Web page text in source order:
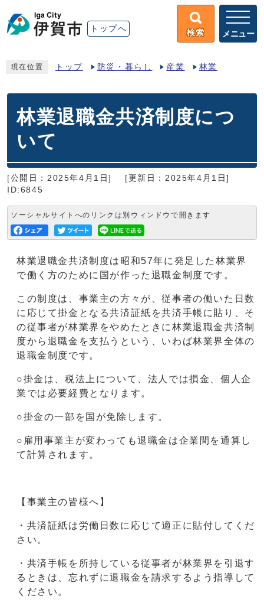
トップへ 検索 メニュー
現在位置 トップ 防災・暮らし 産業 林業
林業退職金共済制度につ
いて
[公開日：2025年4月1日]
[更新日：2025年4月1日]
ID:6845
ソーシャルサイトへのリンクは別ウィンドウで開きます
林業退職金共済制度は昭和57年に発足した林業界
で働く方のために国が作った退職金制度です。
この制度は、事業主の方々が、従事者の働いた日数
に応じて掛金となる共済証紙を共済手帳に貼り、そ
の従事者が林業界をやめたときに林業退職金共済制
度から退職金を支払うという、いわば林業界全体の
退職金制度です。
○掛金は、税法上について、法人では損金、個人企
業では必要経費となります。
○掛金の一部を国が免除します。
○雇用事業主が変わっても退職金は企業間を通算し
て計算されます。
【事業主の皆様へ】
・共済証紙は労働日数に応じて適正に貼付してくだ
さい。
・共済手帳を所持している従事者が林業界を引退す
るときは、忘れずに退職金を請求するよう指導して
ください。